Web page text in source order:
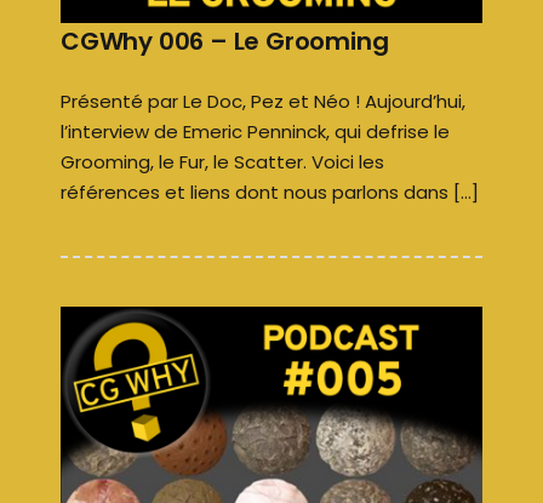
CGWhy 006 – Le Grooming
Présenté par Le Doc, Pez et Néo ! Aujourd’hui,
l’interview de Emeric Penninck, qui defrise le
Grooming, le Fur, le Scatter. Voici les
références et liens dont nous parlons dans […]